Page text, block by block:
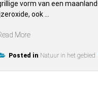
vorm van een
ook …
More“Kwel
ijzeroer”
Posted in Natuur in het gebied